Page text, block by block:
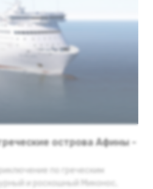
острова Афины -
по греческим
и роскошный Миконос,